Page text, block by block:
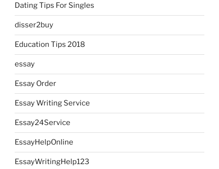
Dating Tips For Singles
disser2buy
Education Tips 2018
essay
Essay Order
Essay Writing Service
Essay24Service
EssayHelpOnline
EssayWritingHelp123